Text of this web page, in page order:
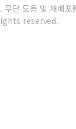
무단 도용 및 재배포
reserved.